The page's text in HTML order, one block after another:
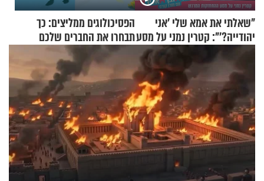
"שאלתי את אמא שלי 'אני
יהודייה?'": קטרין נמני על מסע
ההתחזקות המרגש
הפסיכולוגים ממליצים: כך
תבחרו את החברים שלכם
בחיים